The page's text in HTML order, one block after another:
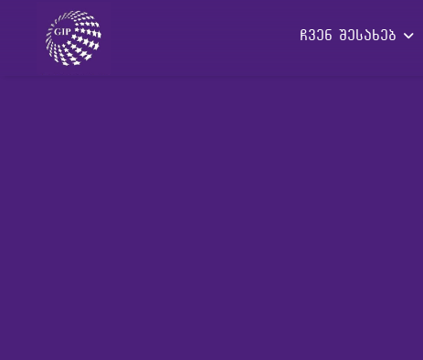
ჩვენ შესახებ